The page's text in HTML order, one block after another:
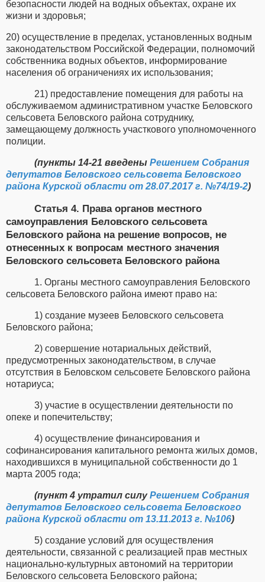
безопасности людей на водных объектах, охране их
жизни и здоровья;
20) осуществление в пределах, установленных водным
законодательством Российской Федерации, полномочий
собственника водных объектов, информирование
населения об ограничениях их использования;
21) предоставление помещения для работы на
обслуживаемом административном участке Беловского
сельсовета Беловского района сотруднику,
замещающему должность участкового уполномоченного
полиции.
(пункты 14-21 введены Решением Собрания
депутатов Беловского сельсовета Беловского
района Курской области от 28.07.2017 г. №74/19-2)
Статья 4. Права органов местного
самоуправления Беловского сельсовета
Беловского района на решение вопросов, не
отнесенных к вопросам местного значения
Беловского сельсовета Беловского района
1. Органы местного самоуправления Беловского
сельсовета Беловского района имеют право на:
1) создание музеев Беловского сельсовета
Беловского района;
2) совершение нотариальных действий,
предусмотренных законодательством, в случае
отсутствия в Беловском сельсовете Беловского района
нотариуса;
3) участие в осуществлении деятельности по
опеке и попечительству;
4) осуществление финансирования и
софинансирования капитального ремонта жилых домов,
находившихся в муниципальной собственности до 1
марта 2005 года;
(пункт 4 утратил силуРешением Собрания
депутатов Беловского сельсовета Беловского
района Курской области от 13.11.2013 г. №106)
5) создание условий для осуществления
деятельности, связанной с реализацией прав местных
национально-культурных автономий на территории
Беловского сельсовета Беловского района;